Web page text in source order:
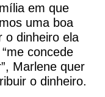
em que
uma boa
o dinheiro ela
concede
Marlene quer
o dinheiro.